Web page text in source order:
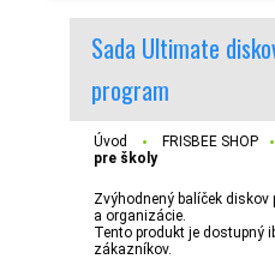
Sada Ultimate
program
Úvod FRISBEE SHOP
pre školy
Zvýhodnený balíček diskov
a organizácie.
Tento produkt je dostupný
zákazníkov.